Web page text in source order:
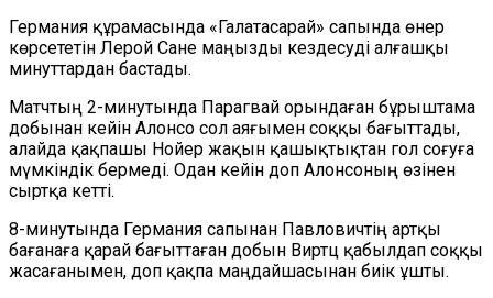
Германия құрамасында «Галатасарай» сапында өнер
көрсететін Лерой Сане маңызды кездесуді алғашқы
минуттардан бастады.
Матчтың 2-минутында Парагвай орындаған бұрыштама
добынан кейін Алонсо сол аяғымен соққы бағыттады,
алайда қақпашы Нойер жақын қашықтықтан гол соғуға
мүмкіндік бермеді. Одан кейін доп Алонсоның өзінен
сыртқа кетті.
8-минутында Германия сапынан Павловичтің артқы
бағанаға қарай бағыттаған добын Виртц қабылдап соққы
жасағанымен, доп қақпа маңдайшасынан биік ұшты.